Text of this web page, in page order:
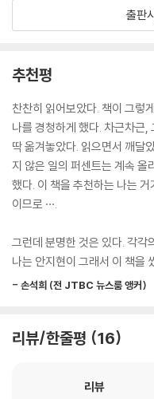
성 임원이 단 한 명도 없는 실
--- p.84
“만 18세가 되면서 [보육원] ‘
(종로학원, 2021년)인 전국 고
학을 가지 않았다면 이들은 어
--- p.86
“학교 폭력을 신고하지 않았
다. 바로 17.3%. 학교 폭력 피
--- p.107
““고기나 생선을 주 1회 먹지
--- p.139
“한국으로 국한하면 현재 쌀
을 포함한 부부에 한해서”로
상 금지 규정이 없는데 배우자
사유리 씨의 출산 이후 여성 단
2021년 서울시 여성가족재단
가 “결혼하지 않고, 아이를 낳
련 통계를 함께 살펴보고, 최
사례도 소개한다. 그래서 이 주
앞두고 ‘≒0%’로 최종 수정되었
한국의 ‘출산(율) 문제’와 관련
에도 등장하는데 그 중 하나는
원, 2021년). 소득별로 출산율
(한국경제연구원, 2022년).”
명) 가운데 25.3%로, 네 명 가
출판
추천평
찬찬히 읽어보았다. 책이 그렇
나를 경청하게 했다. 차근차근,
딱 옮겨놓았다. 읽으면서 깨달
지 않은 일의 퍼센트는 계속 올
했다. 이 책을 추천하는 나는
이므로 ···.
그런데 분명한 것은 있다. 각각
나는 안지현이 그래서 이 책을
- 손석희 (전 JTBC 뉴스룸 앵커)
리뷰/한줄평 16
리뷰